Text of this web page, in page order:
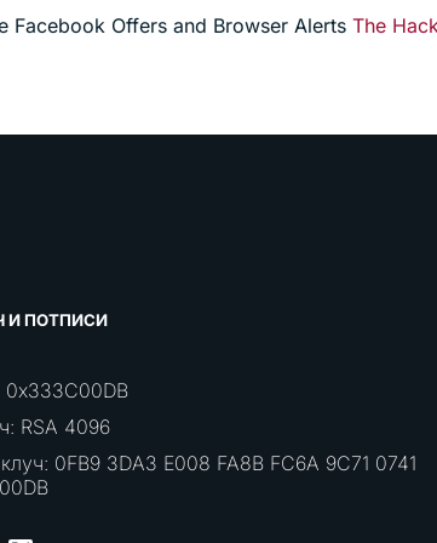
Facebook Offers and Browser Alerts The
И ПОТПИСИ
0x333C00DB
RSA 4096
0FB9 3DA3 E008 FA8B FC6A 9C71 0741